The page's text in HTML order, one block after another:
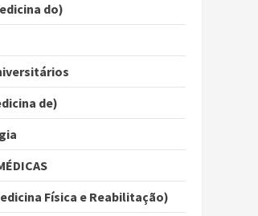
do)
de)
Física e Reabilitação)